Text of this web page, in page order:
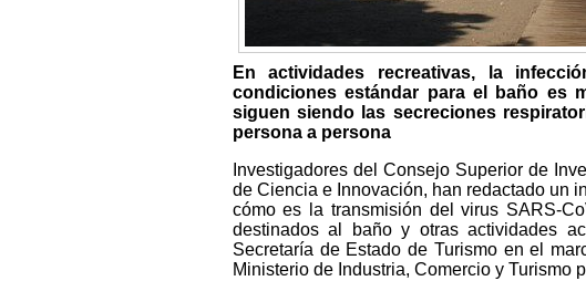
En actividades recreativas, la
condiciones estándar para el baño es
siguen siendo las secreciones
persona a persona
Investigadores del Consejo Superior de
de Ciencia e Innovación, han redactado un
cómo es la transmisión del virus SARS-
destinados al baño y otras actividades
Secretaría de Estado de Turismo en el
Ministerio de Industria, Comercio y Turismo